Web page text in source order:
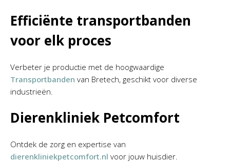
Efficiënte transportbanden
voor elk proces
Verbeter je productie met de hoogwaardige
Transportbanden van Bretech, geschikt voor diverse
industrieën.
Dierenkliniek Petcomfort
Ontdek de zorg en expertise van
dierenkliniekpetcomfort.nl voor jouw huisdier.